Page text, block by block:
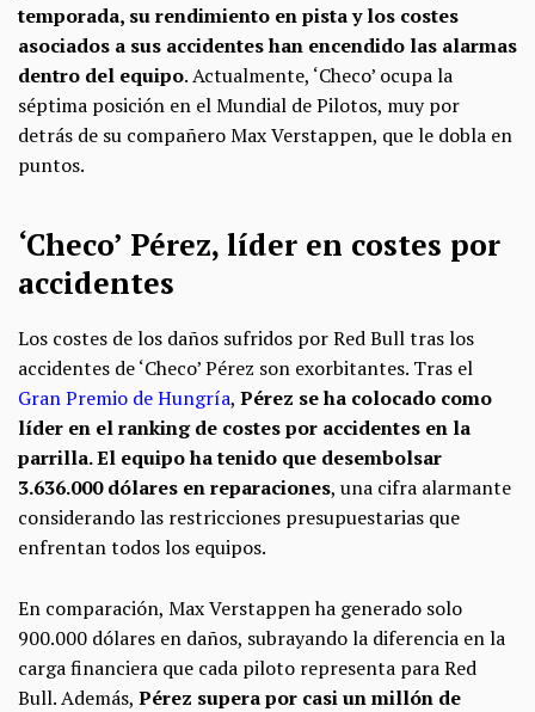
temporada, su rendimiento en pista y los costes
asociados a sus accidentes han encendido las alarmas
dentro del equipo. Actualmente, ‘Checo’ ocupa la
séptima posición en el Mundial de Pilotos, muy por
detrás de su compañero Max Verstappen, que le dobla en
puntos.
‘Checo’ Pérez, líder en costes por
accidentes
Los costes de los daños sufridos por Red Bull tras los
accidentes de ‘Checo’ Pérez son exorbitantes. Tras el
Gran Premio de Hungría, Pérez se ha colocado como
líder en el ranking de costes por accidentes en la
parrilla. El equipo ha tenido que desembolsar
3.636.000 dólares en reparaciones, una cifra alarmante
considerando las restricciones presupuestarias que
enfrentan todos los equipos.
En comparación, Max Verstappen ha generado solo
900.000 dólares en daños, subrayando la diferencia en la
carga financiera que cada piloto representa para Red
Bull. Además, Pérez supera por casi un millón de